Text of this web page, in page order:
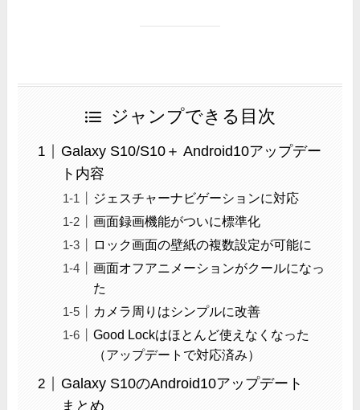
ジャンプできる目次
Galaxy S10/S10＋ Android10アップデー
ト内容
ジェスチャーナビゲーションに対応
画面録画機能がついに標準化
ロック画面の壁紙の複数設定が可能に
画面オフアニメーションがクールになっ
た
カメラ周りはシンプルに改善
Good Lockはほとんど使えなくなった
（アップデートで対応済み）
Galaxy S10のAndroid10アップデート
まとめ